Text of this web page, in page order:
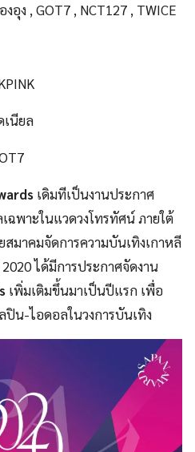
อุง , GOT7 , NCT127 , TWICE
เนียล
เดิมทีเป็นงานประกาศ
ฉพาะในแวดวงโทรทัศน์ ภายใต้
สมาคมจัดการความบันเทิงเกาหลี
ได้มีการประกาศจัดงาน
เพิ่มเติมขึ้นมาเป็นปีแรก เพื่อ
น-ไอดอลในวงการบันเทิง